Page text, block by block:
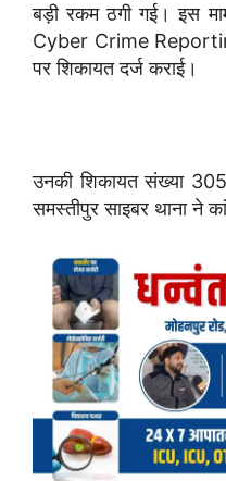
बड़ी रकम ठगी गई। इस
Cyber Crime
पर शिकायत दर्ज कराई।
उनकी शिकायत संख्या
समस्तीपुर साइबर थाना ने